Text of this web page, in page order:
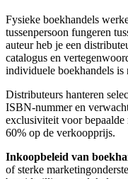
Fysieke boekhandels
tussenpersoon fungeren
auteur heb je een
catalogus en
individuele boekhandels is
Distributeurs hanteren
ISBN-nummer en
exclusiviteit voor bepaalde
60% op de verkoopprijs.
Inkoopbeleid van
of sterke